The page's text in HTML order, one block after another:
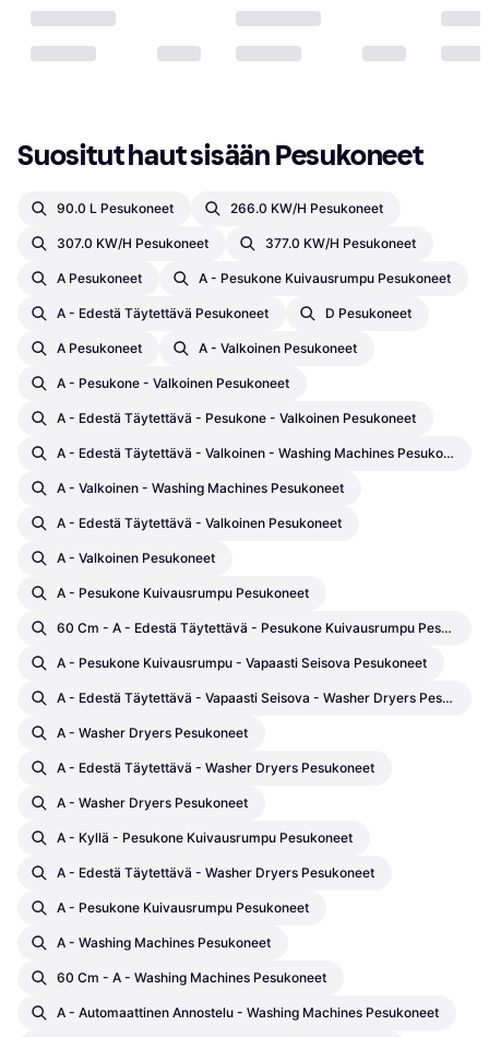
Suositut haut sisään Pesukoneet
90.0 L Pesukoneet 266.0 KW/h Pesukoneet
307.0 KW/h Pesukoneet 377.0 KW/h Pesukoneet
A Pesukoneet A - Pesukone Kuivausrumpu Pesukoneet
A - Edestä Täytettävä Pesukoneet D Pesukoneet
A Pesukoneet A - Valkoinen Pesukoneet
A - Pesukone - Valkoinen Pesukoneet
A - Edestä Täytettävä - Pesukone - Valkoinen Pesukoneet
A - Edestä Täytettävä - Valkoinen - Washing Machines Pesukoneet
A - Valkoinen - Washing Machines Pesukoneet
A - Edestä Täytettävä - Valkoinen Pesukoneet
A - Valkoinen Pesukoneet
A - Pesukone Kuivausrumpu Pesukoneet
60 Cm - A - Edestä Täytettävä - Pesukone Kuivausrumpu Pesukoneet
A - Pesukone Kuivausrumpu - Vapaasti Seisova Pesukoneet
A - Edestä Täytettävä - Vapaasti Seisova - Washer Dryers Pesukoneet
A - Washer Dryers Pesukoneet
A - Edestä Täytettävä - Washer Dryers Pesukoneet
A - Washer Dryers Pesukoneet
A - Kyllä - Pesukone Kuivausrumpu Pesukoneet
A - Edestä Täytettävä - Washer Dryers Pesukoneet
A - Pesukone Kuivausrumpu Pesukoneet
A - Washing Machines Pesukoneet
60 Cm - A - Washing Machines Pesukoneet
A - Automaattinen Annostelu - Washing Machines Pesukoneet